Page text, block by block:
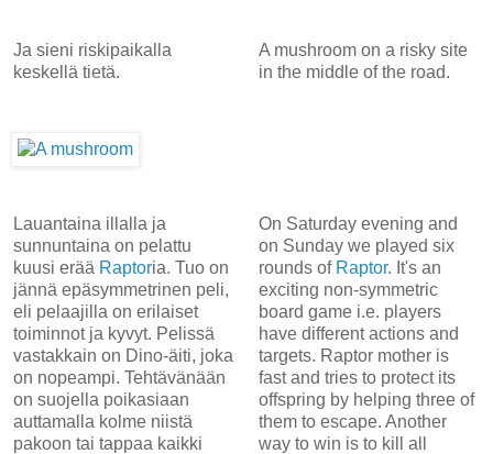
Ja sieni riskipaikalla
keskellä tietä.
A mushroom on a risky site
in the middle of the road.
Lauantaina illalla ja
sunnuntaina on pelattu
kuusi erää Raptoria. Tuo on
jännä epäsymmetrinen peli,
eli pelaajilla on erilaiset
toiminnot ja kyvyt. Pelissä
vastakkain on Dino-äiti, joka
on nopeampi. Tehtävänään
on suojella poikasiaan
auttamalla kolme niistä
pakoon tai tappaa kaikki
On Saturday evening and
on Sunday we played six
rounds of Raptor. It's an
exciting non-symmetric
board game i.e. players
have different actions and
targets. Raptor mother is
fast and tries to protect its
offspring by helping three of
them to escape. Another
way to win is to kill all